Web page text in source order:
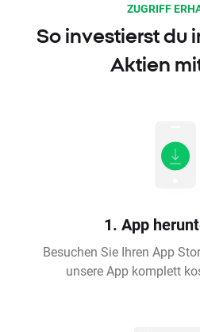
ZUGRIFF
So investierst du
Aktien
1. App
Besuchen Sie Ihren App
unsere App komplett